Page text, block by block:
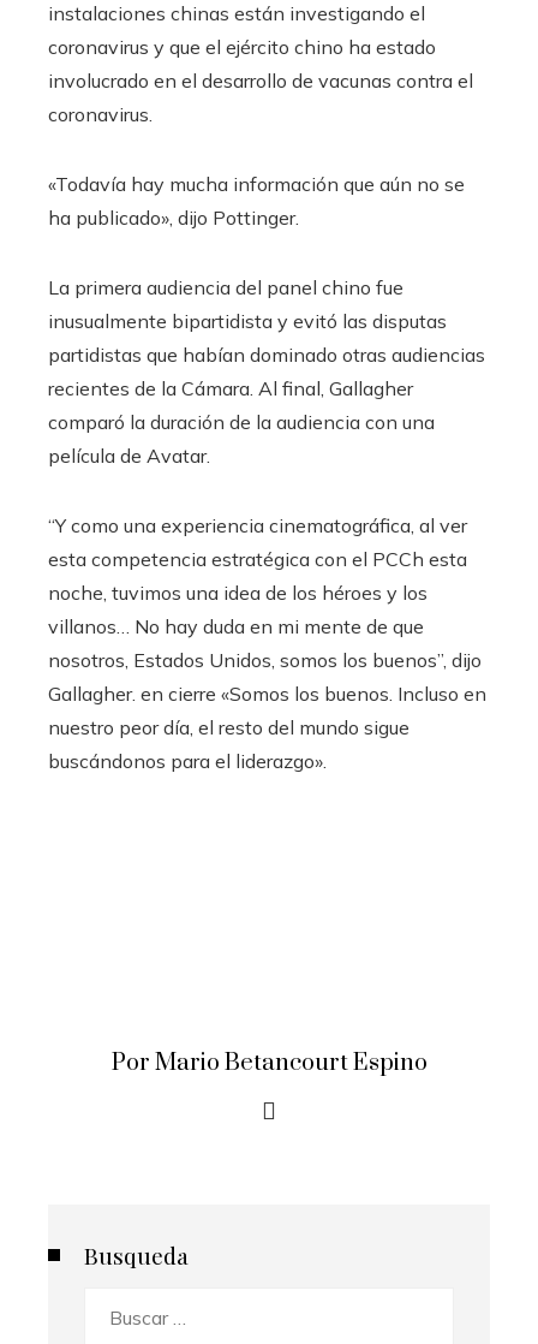
instalaciones chinas están investigando el
coronavirus y que el ejército chino ha estado
involucrado en el desarrollo de vacunas contra el
coronavirus.
«Todavía hay mucha información que aún no se
ha publicado», dijo Pottinger.
La primera audiencia del panel chino fue
inusualmente bipartidista y evitó las disputas
partidistas que habían dominado otras audiencias
recientes de la Cámara. Al final, Gallagher
comparó la duración de la audiencia con una
película de Avatar.
“Y como una experiencia cinematográfica, al ver
esta competencia estratégica con el PCCh esta
noche, tuvimos una idea de los héroes y los
villanos… No hay duda en mi mente de que
nosotros, Estados Unidos, somos los buenos”, dijo
Gallagher. en cierre «Somos los buenos. Incluso en
nuestro peor día, el resto del mundo sigue
buscándonos para el liderazgo».
Por Mario Betancourt Espino
Busqueda